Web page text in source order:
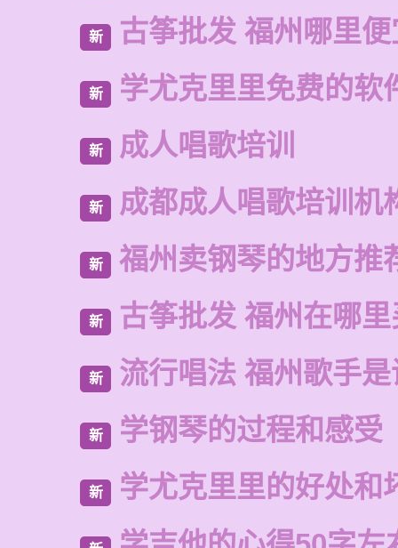
新 古筝批发 福州哪里
新 学尤克里里免费的软
新 成人唱歌培训
新 成都成人唱歌培训机
新 福州卖钢琴的地方推
新 古筝批发 福州在哪
新 流行唱法 福州歌手是
新 学钢琴的过程和感受
新 学尤克里里的好处和